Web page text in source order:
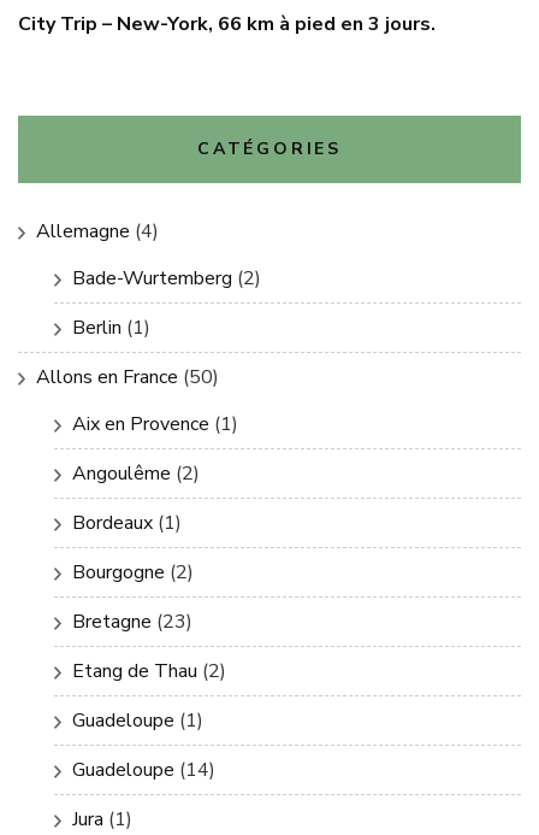
City Trip – New-York, 66 km à pied en 3 jours.
CATÉGORIES
Allemagne (4)
Bade-Wurtemberg (2)
Berlin (1)
Allons en France (50)
Aix en Provence (1)
Angoulême (2)
Bordeaux (1)
Bourgogne (2)
Bretagne (23)
Etang de Thau (2)
Guadeloupe (1)
Guadeloupe (14)
Jura (1)